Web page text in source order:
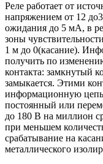
Реле работает от
напряжением от 12
ожидания до 5 мА, в
зоны
1 м до 0(касание).
получить по
контакта: замкнутый
замыкается. Этими
информационную
постоянный или
до 180 В на миллион
при меньшем
срабатывание на
металлического